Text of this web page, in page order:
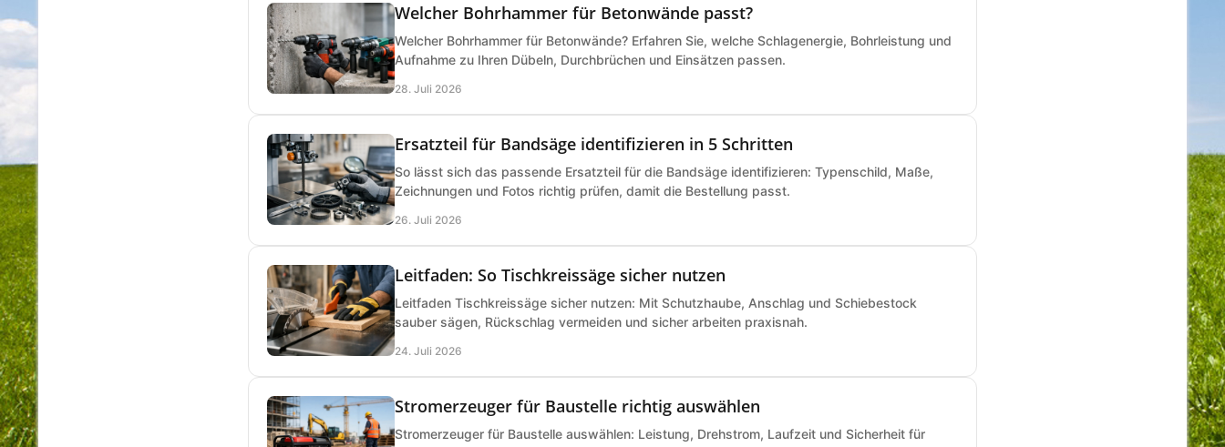
Welcher Bohrhammer für Betonwände passt?
Welcher Bohrhammer für Betonwände? Erfahren Sie, welche Schlagenergie, Bohrleistung und
Aufnahme zu Ihren Dübeln, Durchbrüchen und Einsätzen passen.
28. Juli 2026
Ersatzteil für Bandsäge identifizieren in 5 Schritten
So lässt sich das passende Ersatzteil für die Bandsäge identifizieren: Typenschild, Maße,
Zeichnungen und Fotos richtig prüfen, damit die Bestellung passt.
26. Juli 2026
Leitfaden: So Tischkreissäge sicher nutzen
Leitfaden Tischkreissäge sicher nutzen: Mit Schutzhaube, Anschlag und Schiebestock
sauber sägen, Rückschlag vermeiden und sicher arbeiten praxisnah.
24. Juli 2026
Stromerzeuger für Baustelle richtig auswählen
Stromerzeuger für Baustelle auswählen: Leistung, Drehstrom, Laufzeit und Sicherheit für